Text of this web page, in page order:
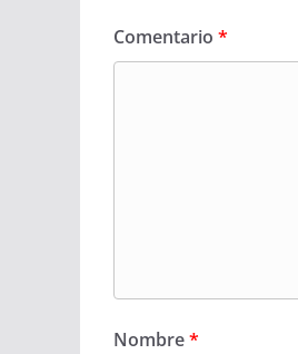
Comentario *
Nombre*